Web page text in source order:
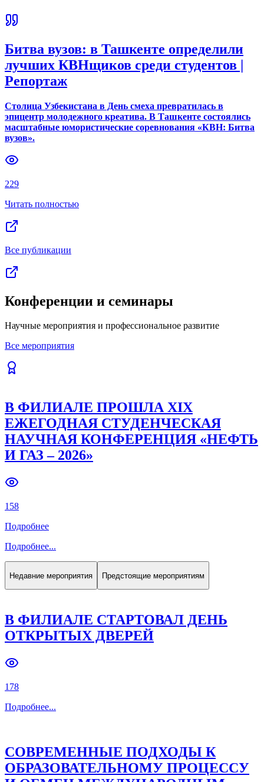
Битва вузов: в Ташкенте определили
лучших КВНщиков среди студентов |
Репортаж
Столица Узбекистана в День смеха превратилась в
эпицентр молодежного креатива. В Ташкенте состоялись
масштабные юмористические соревнования «КВН: Битва
вузов».
229
Читать полностью
Все публикации
Конференции и семинары
Научные мероприятия и профессиональное развитие
Все мероприятия
В ФИЛИАЛЕ ПРОШЛА XIX
ЕЖЕГОДНАЯ СТУДЕНЧЕСКАЯ
И ГАЗ – 2026»
158
Подробнее
Подробнее...